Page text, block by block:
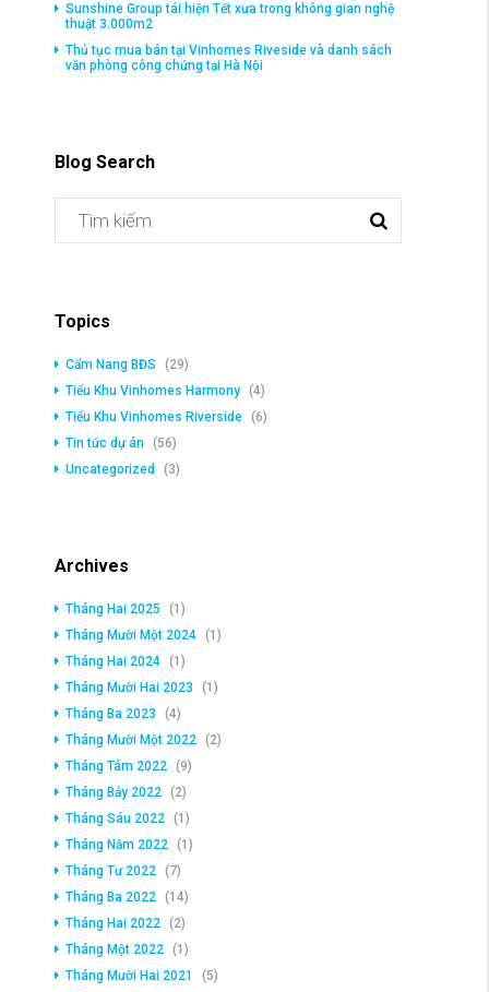
Sunshine Group tái hiện Tết xưa trong không gian nghệ
thuật 3.000m2
Thủ tục mua bán tại Vinhomes Riveside và danh sách
văn phòng công chứng tại Hà Nội
Blog Search
Topics
Cẩm Nang BĐS
(29)
Tiểu Khu Vinhomes Harmony (4)
Tiểu Khu Vinhomes Riverside (6)
Tin tức dự án (56)
Uncategorized
(3)
Archives
Tháng Hai 2025
(1)
Tháng Mười Một 2024 (1)
Tháng Hai 2024 (1)
Tháng Mười Hai 2023
(1)
Tháng Ba 2023
(4)
Tháng Mười Một 2022 (2)
Tháng Tám 2022 (9)
Tháng Bảy 2022 (2)
Tháng Sáu 2022 (1)
Tháng Năm 2022 (1)
Tháng Tư 2022 (7)
Tháng Ba 2022 (14)
Tháng Hai 2022 (2)
Tháng Một 2022 (1)
Tháng Mười Hai 2021
(5)